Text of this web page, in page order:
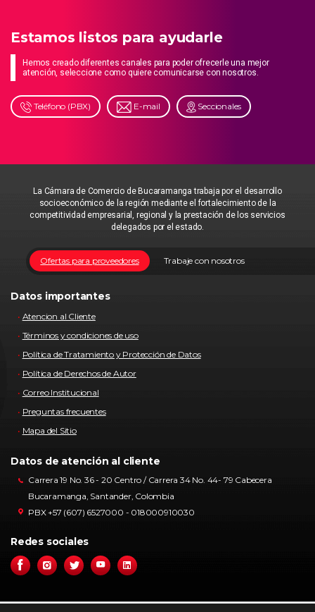
Estamos listos para ayudarle
Hemos creado diferentes canales para poder ofrecerle una mejor
atención, seleccione como quiere comunicarse con nosotros.
Teléfono (PBX) E-mail Seccionales
La Cámara de Comercio de Bucaramanga trabaja por el desarrollo
socioeconómico de la región mediante el fortalecimiento de la
competitividad empresarial, regional y la prestación de los servicios
delegados por el estado.
Trabaje con nosotros
Ofertas para proveedores
Datos importantes
Atencion al Cliente
Términos y condiciones de uso
Política de Tratamiento y Protección de Datos
Política de Derechos de Autor
Correo Institucional
Preguntas frecuentes
Mapa del Sitio
Datos de atención al cliente
Carrera 19 No. 36 - 20 Centro / Carrera 34 No. 44- 79 Cabecera
Bucaramanga, Santander, Colombia
PBX +57 (607) 6527000 - 018000910030
Redes sociales